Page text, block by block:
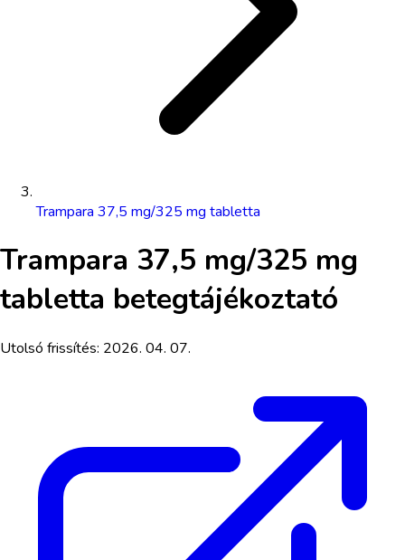
Trampara 37,5 mg/325 mg tabletta
Trampara 37,5 mg/325 mg
tabletta betegtájékoztató
Utolsó frissítés: 2026. 04. 07.